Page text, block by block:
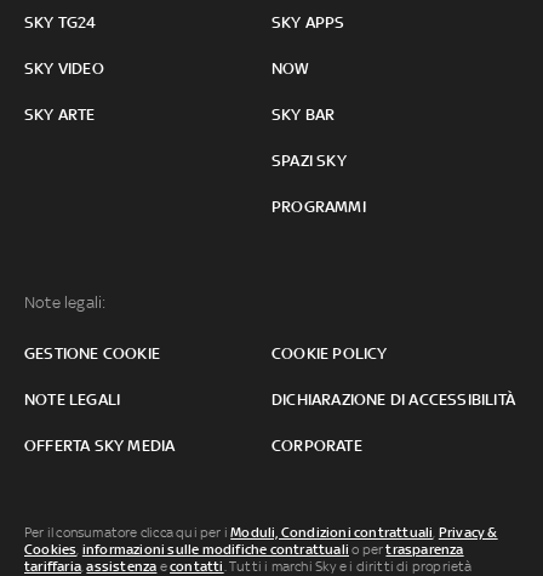
SKY TG24
SKY VIDEO
SKY ARTE
SKY APPS
NOW
SKY BAR
SPAZI SKY
PROGRAMMI
Note legali:
GESTIONE COOKIE COOKIE POLICY
NOTE LEGALI DICHIARAZIONE DI ACCESSIBILITÀ
OFFERTA SKY MEDIA CORPORATE
Per il consumatore clicca qui per iModuli, Condizioni contrattuali, Privacy &
Cookies, informazioni sulle modifiche contrattuali o pertrasparenza
tariffaria,assistenza econtatti. Tutti i marchi Sky e i diritti di proprietà